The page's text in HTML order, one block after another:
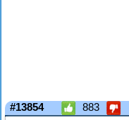
#13854 883